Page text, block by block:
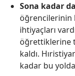
Sona kadar
öğrencilerinin
ihtiyaçları
öğrettiklerine
kaldı.
kadar bu